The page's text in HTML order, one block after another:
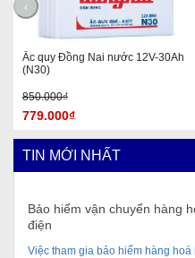
Ắc quy Đồng Nai nước 12V-30Ah
(N30)
850.000₫
779.000₫
‹
TIN MỚI NHẤT
Bảo hiểm vận chuyển hàng
điện
Việc tham gia bảo hiểm hàng hoá